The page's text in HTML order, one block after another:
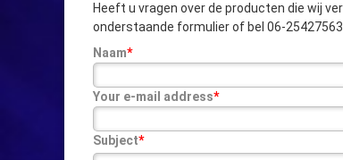
Heeft u vragen over de producten die wij
onderstaande formulier of bel 06-
Naam*
Your e-mail address*
Subject*